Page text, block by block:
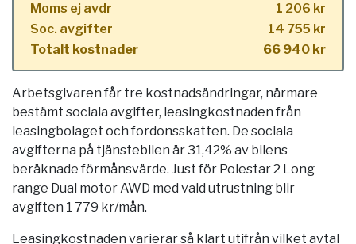
Moms ej avdr
1 206 kr
Soc. avgifter
14 755 kr
Totalt kostnader
66 940 kr
Arbetsgivaren får tre kostnadsändringar, närmare
bestämt sociala avgifter, leasingkostnaden från
leasingbolaget och fordonsskatten. De sociala
avgifterna på tjänstebilen är 31,42% av bilens
beräknade förmånsvärde. Just för Polestar 2 Long
range Dual motor AWD med vald utrustning blir
avgiften 1 779 kr/mån.
Leasingkostnaden varierar så klart utifrån vilket avtal